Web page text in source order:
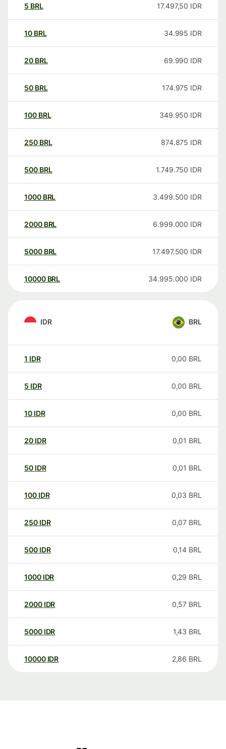
5 BRL 17.497,50 IDR
10 BRL 34.995 IDR
20 BRL 69.990 IDR
50 BRL 174.975 IDR
100 BRL 349.950 IDR
250 BRL 874.875 IDR
500 BRL 1.749.750 IDR
1000 BRL 3.499.500 IDR
2000 BRL 6.999.000 IDR
5000 BRL 17.497.500 IDR
10000 BRL 34.995.000 IDR
IDR BRL
1 IDR 0,00 BRL
5 IDR 0,00 BRL
10 IDR 0,00 BRL
20 IDR 0,01 BRL
50 IDR 0,01 BRL
100 IDR 0,03 BRL
250 IDR 0,07 BRL
500 IDR 0,14 BRL
1000 IDR 0,29 BRL
2000 IDR 0,57 BRL
5000 IDR 1,43 BRL
10000 IDR 2,86 BRL